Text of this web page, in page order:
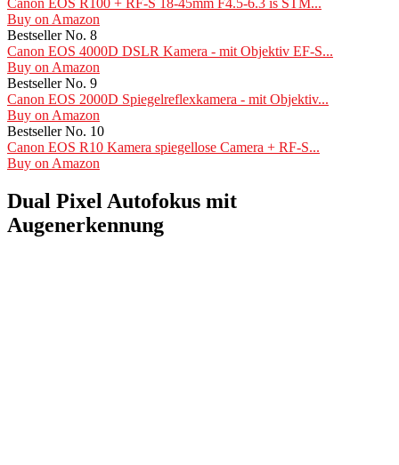
Canon EOS R100 + RF-S 18-45mm F4.5-6.3 is STM...
Buy on Amazon
Bestseller No. 8
Canon EOS 4000D DSLR Kamera - mit Objektiv EF-S...
Buy on Amazon
Bestseller No. 9
Canon EOS 2000D Spiegelreflexkamera - mit Objektiv...
Buy on Amazon
Bestseller No. 10
Canon EOS R10 Kamera spiegellose Camera + RF-S...
Buy on Amazon
Dual Pixel Autofokus mit
Augenerkennung